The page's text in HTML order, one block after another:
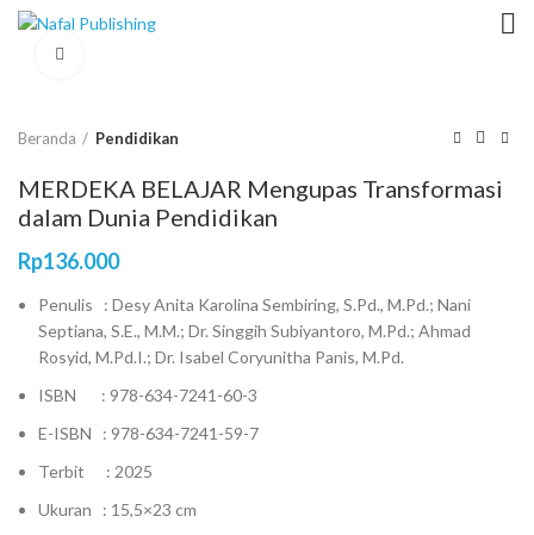
Beranda Pendidikan
MERDEKA BELAJAR Mengupas Transformasi
dalam Dunia Pendidikan
Rp136.000
Penulis : Desy Anita Karolina Sembiring, S.Pd., M.Pd.; Nani
Septiana, S.E., M.M.; Dr. Singgih Subiyantoro, M.Pd.; Ahmad
Rosyid, M.Pd.I.; Dr. Isabel Coryunitha Panis, M.Pd.
ISBN : 978-634-7241-60-3
E-ISBN : 978-634-7241-59-7
Terbit : 2025
Ukuran : 15,5×23 cm